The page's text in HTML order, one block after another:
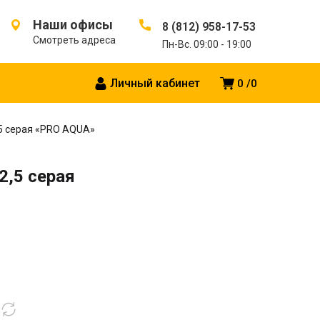
Наши офисы
Смотреть адреса
8 (812) 958-17-53
Пн-Вс. 09:00 - 19:00
0 0
Личный кабинет
серая «PRO AQUA»
серая